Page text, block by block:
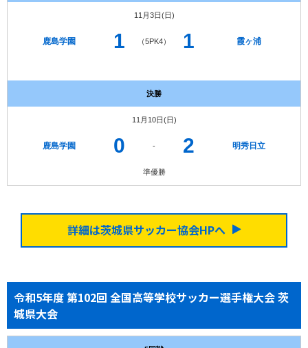
11月3日(日)
鹿島学園 1 （5PK4） 1 霞ヶ浦
決勝
11月10日(日)
鹿島学園 0 - 2 明秀日立
準優勝
詳細は茨城県サッカー協会HPへ
令和5年度 第102回 全国高等学校サッカー選手権大会 茨
城県大会